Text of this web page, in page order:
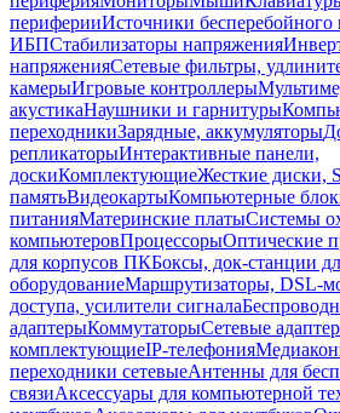
периферииИсточники бесперебойного
ИБПСтабилизаторы напряжения
напряженияСетевые фильтры,
камерыИгровые контроллеры
акустикаНаушники и гарнитуры
переходникиЗарядные, аккумуляторы
репликаторыИнтерактивные панели,
доскиКомплектующиеЖесткие диски,
памятьВидеокартыКомпьютерные
питанияМатеринские платыСистемы
компьютеровПроцессорыОптические
для корпусов ПКБоксы, док-станции
оборудованиеМаршрутизаторы, DSL-
доступа, усилители сигнала
адаптерыКоммутаторыСетевые
комплектующиеIP-телефония
переходники сетевыеАнтенны для
связиАксессуары для компьютерной